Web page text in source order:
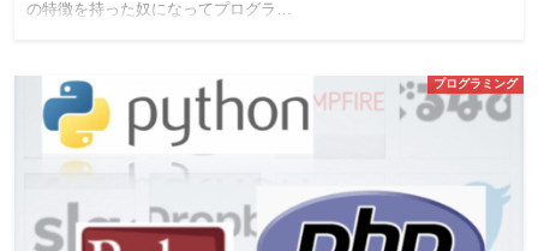
の特徴を持った奴になってプログラ…
プログラミング